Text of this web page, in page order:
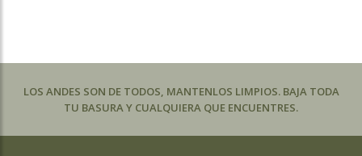
LOS ANDES SON DE TODOS, MANTENLOS LIMPIOS. BAJA TODA
TU BASURA Y CUALQUIERA QUE ENCUENTRES.